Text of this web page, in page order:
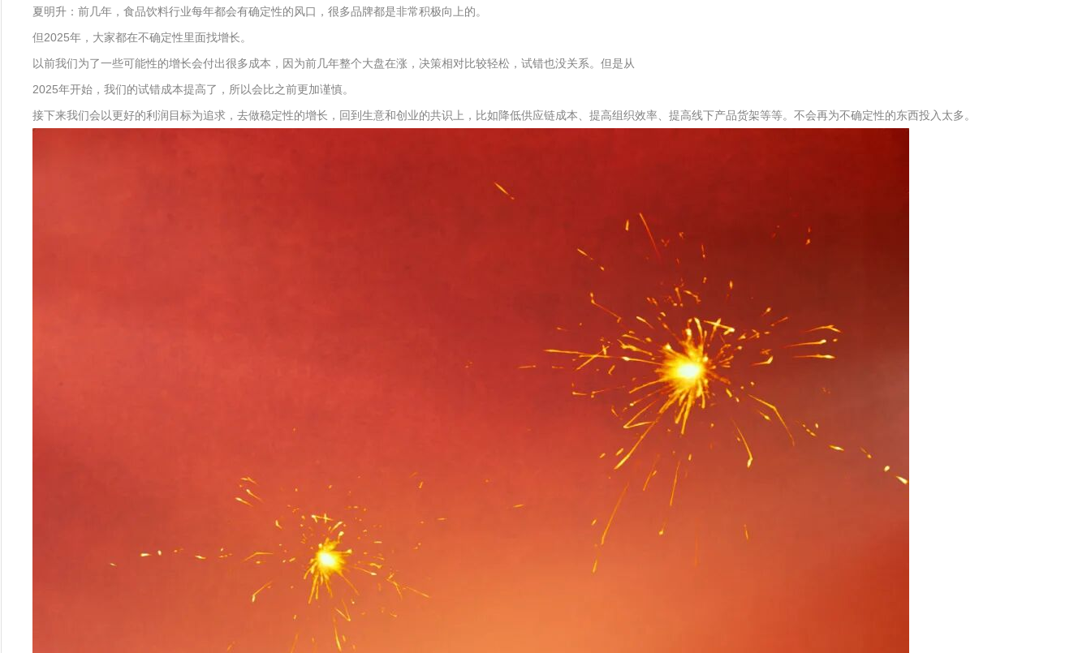
夏明升：前几年，食品饮料行业每年都会有确定性的风口，很多品牌都是非常积极向上的。
但2025年，大家都在不确定性里面找增长。
以前我们为了一些可能性的增长会付出很多成本，因为前几年整个大盘在涨，决策相对比较轻松，试错也没关系。但是从
2025年开始，我们的试错成本提高了，所以会比之前更加谨慎。
接下来我们会以更好的利润目标为追求，去做稳定性的增长，回到生意和创业的共识上，比如降低供应链成本、提高组织效率、提高线下产品货架等等。不会再为不确定性的东西投入太多。